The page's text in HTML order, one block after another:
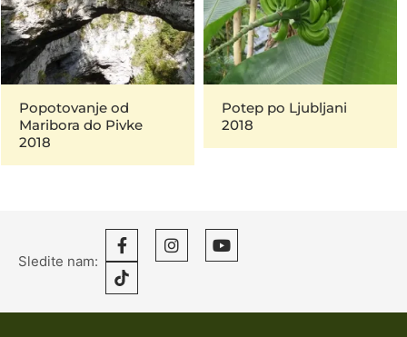
Popotovanje od
Maribora do Pivke
2018
Potep po Ljubljani
2018
Sledite nam: